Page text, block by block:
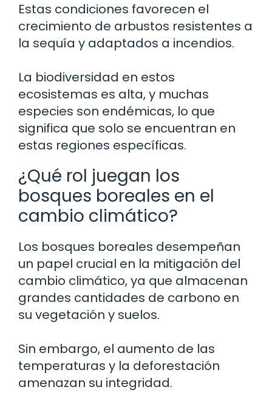
Estas condiciones favorecen el
crecimiento de arbustos resistentes a
la sequía y adaptados a incendios.
La biodiversidad en estos
ecosistemas es alta, y muchas
especies son endémicas, lo que
significa que solo se encuentran en
estas regiones específicas.
¿Qué rol juegan los
bosques boreales en el
cambio climático?
Los bosques boreales desempeñan
un papel crucial en la mitigación del
cambio climático, ya que almacenan
grandes cantidades de carbono en
su vegetación y suelos.
Sin embargo, el aumento de las
temperaturas y la deforestación
amenazan su integridad.